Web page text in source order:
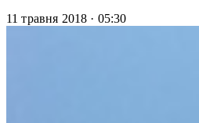
11 травня 2018 · 05:30